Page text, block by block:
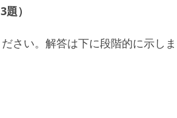
）
さい。解答は下に段階的に示しま